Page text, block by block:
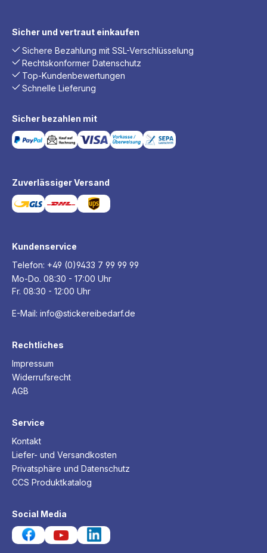
Sicher und vertraut einkaufen
Sichere Bezahlung mit SSL-Verschlüsselung
Rechtskonformer Datenschutz
Top-Kundenbewertungen
Schnelle Lieferung
Sicher bezahlen mit
Zuverlässiger Versand
Kundenservice
Telefon: +49 (0)9433 7 99 99 99
Mo-Do. 08:30 - 17:00 Uhr
Fr. 08:30 - 12:00 Uhr
E-Mail: info@stickereibedarf.de
Rechtliches
Impressum
Widerrufsrecht
AGB
Service
Kontakt
Liefer- und Versandkosten
Privatsphäre und Datenschutz
CCS Produktkatalog
Social Media